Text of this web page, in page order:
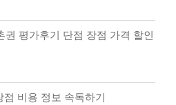
권 평가후기 단점 장점 가격 할인
비용 정보 속독하기